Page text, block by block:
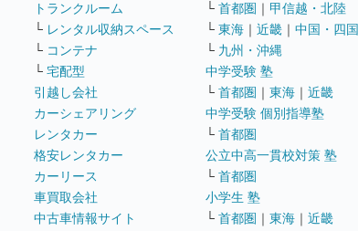
トランクルーム
└ レンタル収納スペース
└ コンテナ
└ 宅配型
引越し会社
カーシェアリング
レンタカー
格安レンタカー
カーリース
車買取会社
中古車情報サイト
└ 首都圏 ｜ 甲信越・北陸
└ 東海 ｜ 近畿 ｜ 中国・四国
└ 九州・沖縄
中学受験 塾
└ 首都圏 ｜ 東海 ｜ 近畿
中学受験 個別指導塾
└ 首都圏
公立中高一貫校対策 塾
└ 首都圏
小学生 塾
└ 首都圏 ｜ 東海 ｜ 近畿